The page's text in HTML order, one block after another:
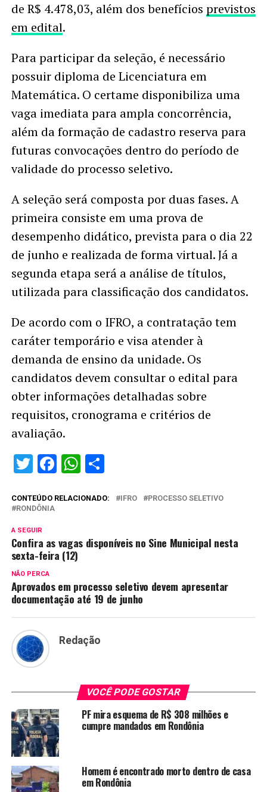
de R$ 4.478,03, além dos benefícios previstos
em edital.
Para participar da seleção, é necessário
possuir diploma de Licenciatura em
Matemática. O certame disponibiliza uma
vaga imediata para ampla concorrência,
além da formação de cadastro reserva para
futuras convocações dentro do período de
validade do processo seletivo.
A seleção será composta por duas fases. A
primeira consiste em uma prova de
desempenho didático, prevista para o dia 22
de junho e realizada de forma virtual. Já a
segunda etapa será a análise de títulos,
utilizada para classificação dos candidatos.
De acordo com o IFRO, a contratação tem
caráter temporário e visa atender à
demanda de ensino da unidade. Os
candidatos devem consultar o edital para
obter informações detalhadas sobre
requisitos, cronograma e critérios de
avaliação.
Twitter
Facebook
WhatsApp
Share
CONTEÚDO RELACIONADO: IFRO
PROCESSO SELETIVO
RONDÔNIA
A SEGUIR
Confira as vagas disponíveis no Sine Municipal nesta
sexta-feira (12)
NÃO PERCA
Aprovados em processo seletivo devem apresentar
documentação até 19 de junho
Redação
VOCÊ PODE GOSTAR
PF mira esquema de R$ 308 milhões e
cumpre mandados em Rondônia
Homem é encontrado morto dentro de casa
em Rondônia